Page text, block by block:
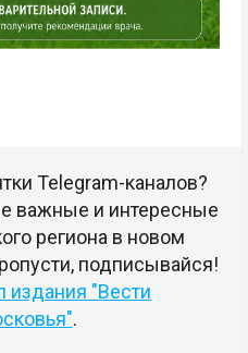
Telegram-каналов?
важные и интересные
региона в новом
подписывайся!
издания "Вести
.